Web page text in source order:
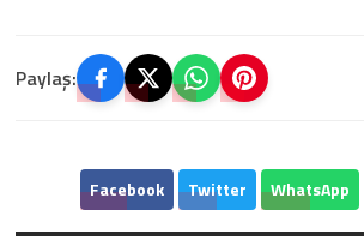
Paylaş:
Facebook Twitter WhatsApp